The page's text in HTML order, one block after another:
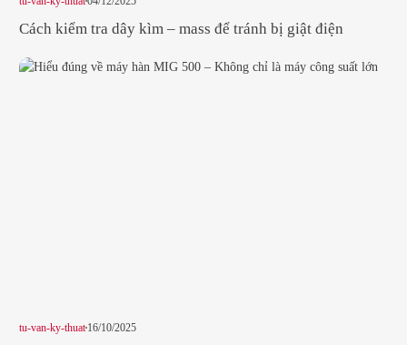
Cách kiểm tra dây kìm – mass để tránh bị giật điện
tu-van-ky-thuat16/10/2025